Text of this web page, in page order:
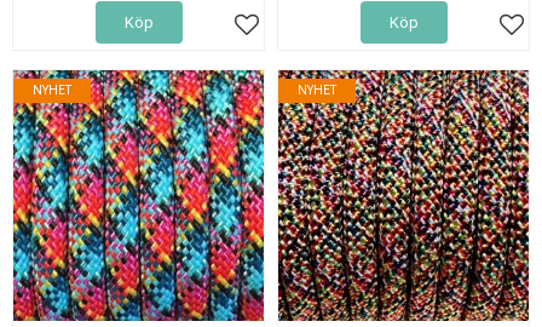
Lägg till i favoriter
Köp Köp
NYHET NYHET